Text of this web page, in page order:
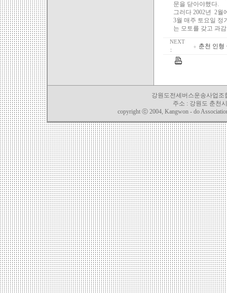
문을 닫아야했다.
그러다 2002년 2월
3월 매주 토요일 정
는 모토를 갖고 과
NEXT
：
춘천 인형
강원도전세버스운송사업조
주소 : 강원도 춘천
copyright ⓒ 2004, Kangwon - do